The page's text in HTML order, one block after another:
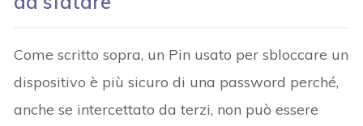
Come scritto sopra, un Pin usato per sbloccare un
dispositivo è più sicuro di una password perché,
anche se intercettato da terzi, non può essere